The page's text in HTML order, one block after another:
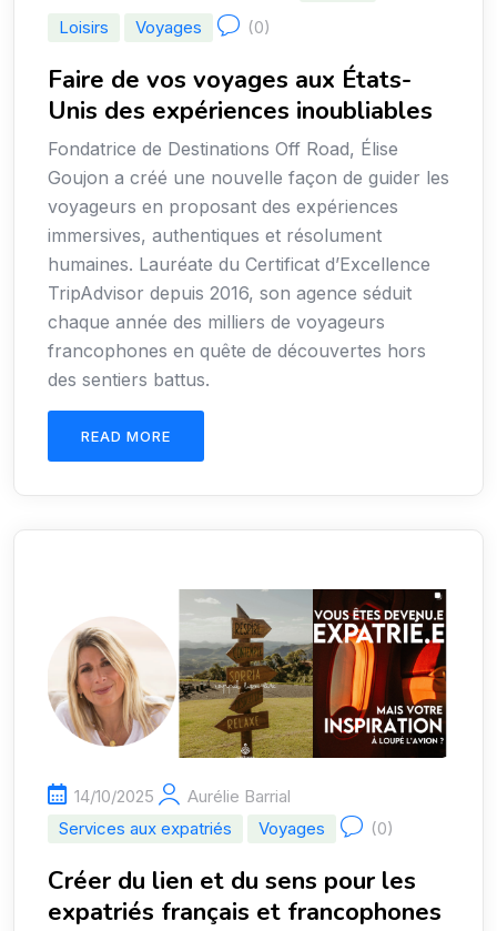
Loisirs
Voyages (0)
Faire de vos voyages aux États-
Unis des expériences inoubliables
Fondatrice de Destinations Off Road, Élise
Goujon a créé une nouvelle façon de guider les
voyageurs en proposant des expériences
immersives, authentiques et résolument
humaines. Lauréate du Certificat d’Excellence
TripAdvisor depuis 2016, son agence séduit
chaque année des milliers de voyageurs
francophones en quête de découvertes hors
des sentiers battus.
READ MORE
14/10/2025
Aurélie Barrial
Services aux expatriés
Voyages (0)
Créer du lien et du sens pour les
expatriés français et francophones